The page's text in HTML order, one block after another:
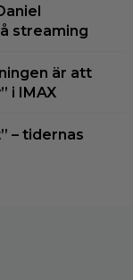
streaming
är att
i IMAX
– tidernas